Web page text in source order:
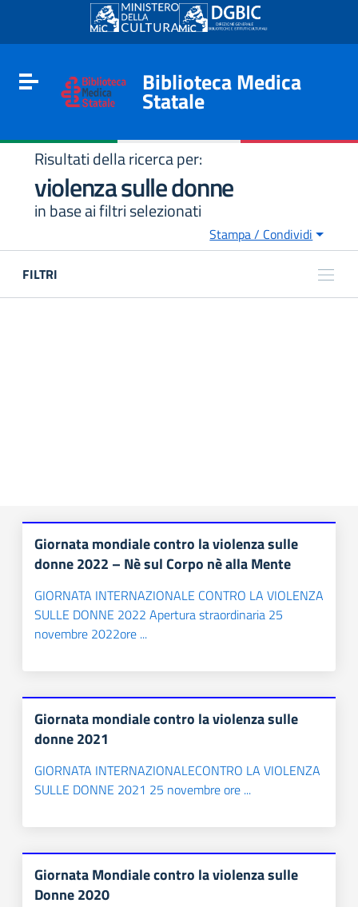
Go to content
Go to the navigation menu
Go to the footer
Toggle navigation
Biblioteca Medica
Statale
Risultati della ricerca per:
violenza sulle donne
in base ai filtri selezionati
Stampa / Condividi
FILTRI
MARCHE TIPOGRAFICHE
NOTIZIE ED EVENTI
EVENTI
NOTIZIE
ARTICOLI
ARGOMENTI
Risultati di ricerca
Giornata mondiale contro la violenza sulle
donne 2022 – Nè sul Corpo nè alla Mente
GIORNATA INTERNAZIONALE CONTRO LA VIOLENZA
SULLE DONNE 2022 Apertura straordinaria 25
novembre 2022ore ...
Giornata mondiale contro la violenza sulle
donne 2021
GIORNATA INTERNAZIONALECONTRO LA VIOLENZA
SULLE DONNE 2021 25 novembre ore ...
Giornata Mondiale contro la violenza sulle
Donne 2020